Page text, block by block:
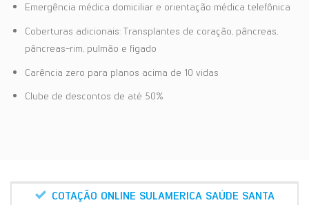
Emergência médica domiciliar e orientação médica telefônica
Coberturas adicionais: Transplantes de coração, pâncreas,
pâncreas-rim, pulmão e fígado
Carência zero para planos acima de 10 vidas
Clube de descontos de até 50%
COTAÇÃO ONLINE SULAMERICA SAÚDE SANTA